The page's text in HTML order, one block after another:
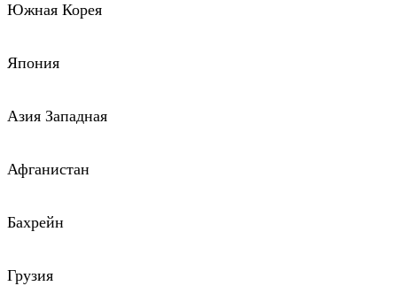
Южная Корея
Япония
Азия Западная
Афганистан
Бахрейн
Грузия